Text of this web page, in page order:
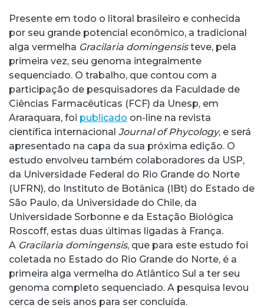
Presente em todo o litoral brasileiro e conhecida
por seu grande potencial econômico, a tradicional
alga vermelha Gracilaria domingensisteve, pela
primeira vez, seu genoma integralmente
sequenciado. O trabalho, que contou com a
participação de pesquisadores da Faculdade de
Ciências Farmacêuticas (FCF) da Unesp, em
Araraquara, foi publicado on-line na revista
científica internacional Journal of Phycology, e será
apresentado na capa da sua próxima edição. O
estudo envolveu também colaboradores da USP,
da Universidade Federal do Rio Grande do Norte
(UFRN), do Instituto de Botânica (IBt) do Estado de
São Paulo, da Universidade do Chile, da
Universidade Sorbonne e da Estação Biológica
Roscoff, estas duas últimas ligadas à França.
A Gracilaria domingensis, que para este estudo foi
coletada no Estado do Rio Grande do Norte, é a
primeira alga vermelha do Atlântico Sul a ter seu
genoma completo sequenciado. A pesquisa levou
cerca de seis anos para ser concluída.